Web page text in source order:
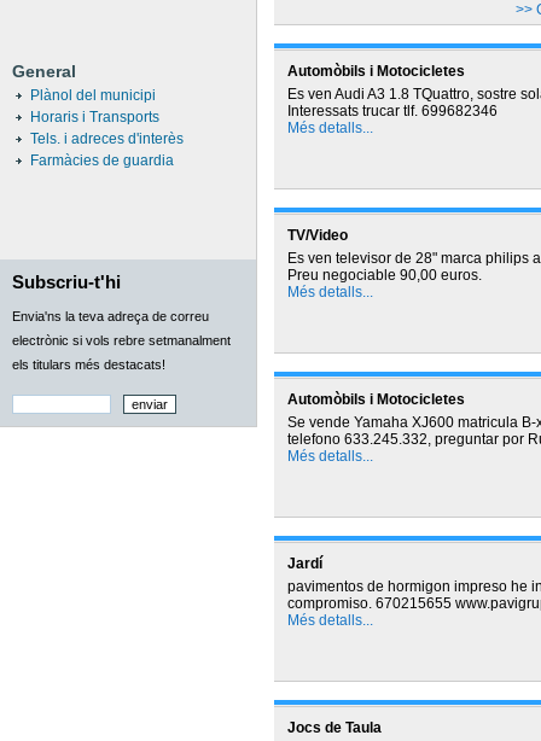
General
Plànol del municipi
Horaris i Transports
Tels. i adreces d'interès
Farmàcies de guardia
Subscriu-t'hi
Envia'ns la teva adreça de correu
electrònic si vols rebre setmanalment
els titulars més destacats!
>>
Automòbils i Motocicletes
Es ven Audi A3 1.8 TQuattro, sostre
Interessats trucar tlf. 699682346
Més detalls...
TV/Video
Es ven televisor de 28" marca philips
Preu negociable 90,00 euros.
Més detalls...
Automòbils i Motocicletes
Se vende Yamaha XJ600 matricula
telefono 633.245.332, preguntar por
Més detalls...
Jardí
pavimentos de hormigon impreso he
compromiso. 670215655
Més detalls...
Jocs de Taula